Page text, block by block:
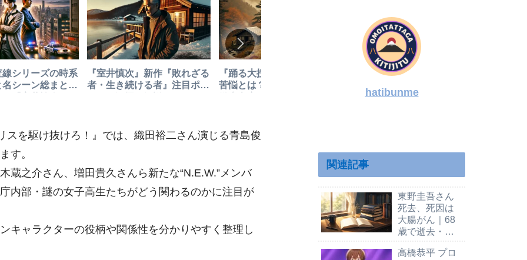
シリーズの時系
シーン総まと
『室井慎次』新作『敗れざる
者・生き続ける者』注目ポイ
『踊る大捜査線』室井慎次の
苦悩とは？『敗れざる者』を
踊る大捜査線新作スピンオフ
すみれ復活説を整理
スを駆け抜けろ！』では、織田裕二さん演じる青島俊
す。
蔵之介さん、増田貴久さんら新たな“N.E.W.”メンバ
内部・謎の女子高生たちがどう関わるのかに注目が
キャラクターの役柄や関係性を分かりやすく整理し
hatibunme
関連記事
東野圭吾さん
死去、死因は
大腸がん｜68
歳で逝去・代
を解説
高橋恭平 プロ